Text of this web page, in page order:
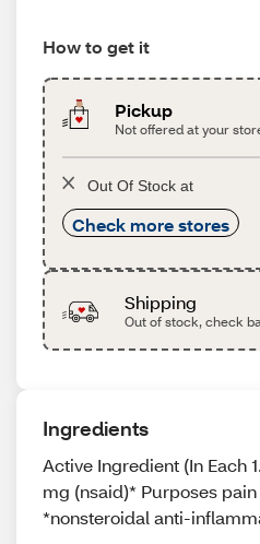
How to get it
Pickup
Not offered at your
Out Of Stock at
Check more stores
Shipping
Out of stock, check
Ingredients
Active Ingredient (In Each
mg (nsaid)* Purposes
*nonsteroidal anti-